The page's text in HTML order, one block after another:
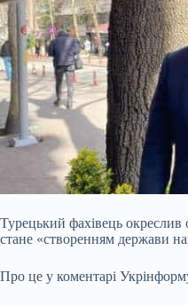
Турецький фахівець окреслив
стане «створенням держави
Про це у коментарі